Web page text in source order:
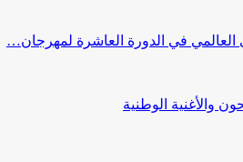
العالمي في الدورة العاشرة لمهرجان…
والأغنية الوطنية